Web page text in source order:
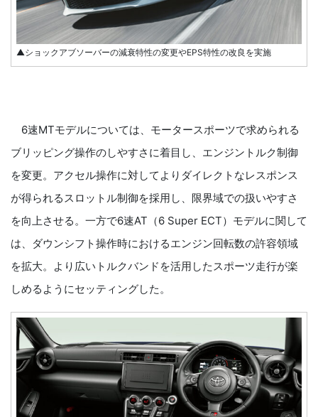
▲ショックアブソーバーの減衰特性の変更やEPS特性の改良を実施
6速MTモデルについては、モータースポーツで求められる
ブリッピング操作のしやすさに着目し、エンジントルク制御
を変更。アクセル操作に対してよりダイレクトなレスポンス
が得られるスロットル制御を採用し、限界域での扱いやすさ
を向上させる。一方で6速AT（6 Super ECT）モデルに関して
は、ダウンシフト操作時におけるエンジン回転数の許容領域
を拡大。より広いトルクバンドを活用したスポーツ走行が楽
しめるようにセッティングした。